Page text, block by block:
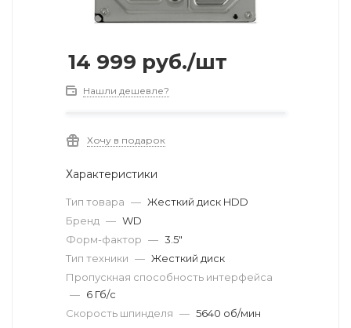
14 999 руб./шт
Нашли дешевле?
Хочу в подарок
Характеристики
Тип товара — Жесткий диск HDD
Бренд — WD
Форм-фактор — 3.5"
Тип техники — Жесткий диск
Пропускная способность интерфейса
— 6 Гб/с
Скорость шпинделя — 5640 об/мин